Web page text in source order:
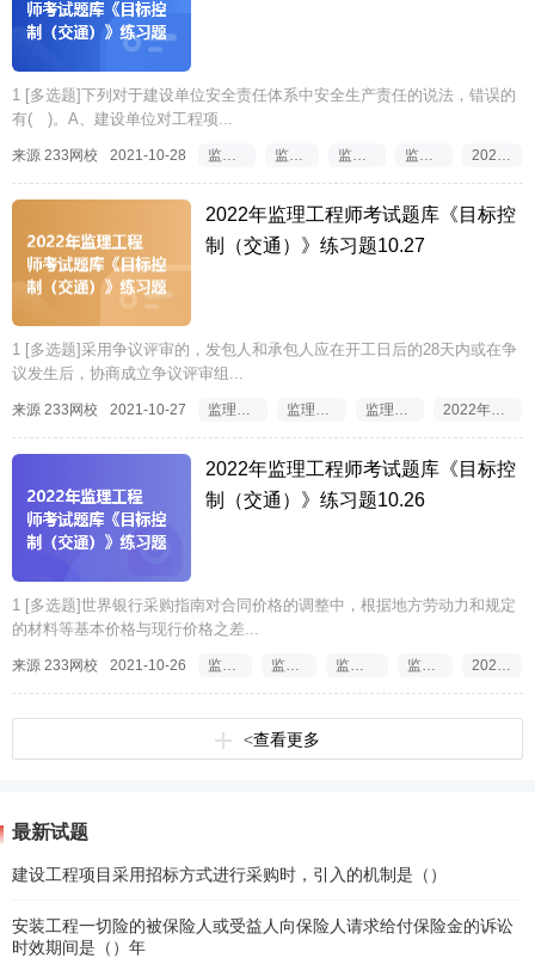
1 [多选题]下列对于建设单位安全责任体系中安全生产责任的说法，错误的
有( )。A、建设单位对工程项...
来源 233网校 2021-10-28 监理工程师三控试题
2022年监理工程师考试题库《目标控
制（交通）》练习题10.27
1 [多选题]采用争议评审的，发包人和承包人应在开工日后的28天内或在争
议发生后，协商成立争议评审组...
来源 233网校 2021-10-27 监理工程师考试题库 监理工程师试题下载 监理工程师试题解析 2022年注册监理工程师试题
2022年监理工程师考试题库《目标控
制（交通）》练习题10.26
1 [多选题]世界银行采购指南对合同价格的调整中，根据地方劳动力和规定
的材料等基本价格与现行价格之差...
来源 233网校 2021-10-26 监理工程师试题每日一练 监理工程师试题2022
<查看更多
最新试题
建设工程项目采用招标方式进行采购时，引入的机制是（）
安装工程一切险的被保险人或受益人向保险人请求给付保险金的诉讼
时效期间是（）年